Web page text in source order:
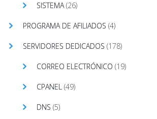
SISTEMA(26)
PROGRAMA DE AFILIADOS (4)
SERVIDORES DEDICADOS (178)
CORREO ELECTRÓNICO (19)
CPANEL (49)
DNS (5)